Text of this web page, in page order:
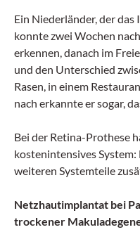
Ein Niederländer, der
konnte zwei Wochen
erkennen, danach im
und den Unterschied
Rasen, in einem
nach erkannte er sogar,
Bei der Retina-Prothese
kostenintensives
weiteren Systemteile
Netzhautimplantat bei
trockener